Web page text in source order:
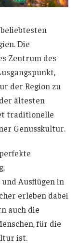
Die
Zentrum des
der Region zu
ältesten
traditionelle
Genusskultur.
Ausflügen in
erleben dabei
auch die
für die
ist.